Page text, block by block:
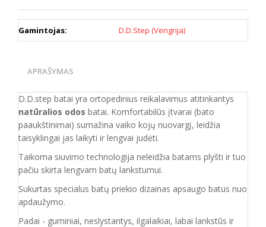
Gamintojas: D.D.Step (Vengrija)
APRAŠYMAS
D.D.step batai yra ortopedinius reikalavimus atitinkantys
natūralios odos batai. Komfortabilūs įtvarai (bato
paaukštinimai) sumažina vaiko kojų nuovargį, leidžia
taisyklingai jas laikyti ir lengvai judėti.
Taikoma siuvimo technologija neleidžia batams plyšti ir tuo
pačiu skirta lengvam batų lankstumui.
Sukurtas specialus batų priekio dizainas apsaugo batus nuo
apdaužymo.
Padai - guminiai, neslystantys, ilgalaikiai, labai lankstūs ir